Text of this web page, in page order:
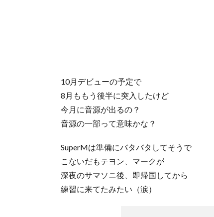
10月デビューの予定で
8月ももう後半に突入したけど
今月に音源が出るの？
音源の一部って意味かな？
SuperMは準備にバタバタしてそうで
こないだもテヨン、マークが
深夜のサマソニ後、即帰国してから
練習に来てたみたい（涙）